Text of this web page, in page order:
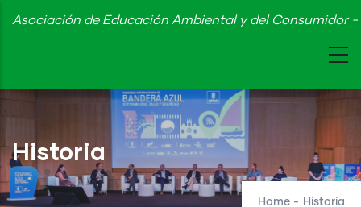
Skip
content
Asociación de Educación Ambiental y del Consumidor
Historia
Home - Historia